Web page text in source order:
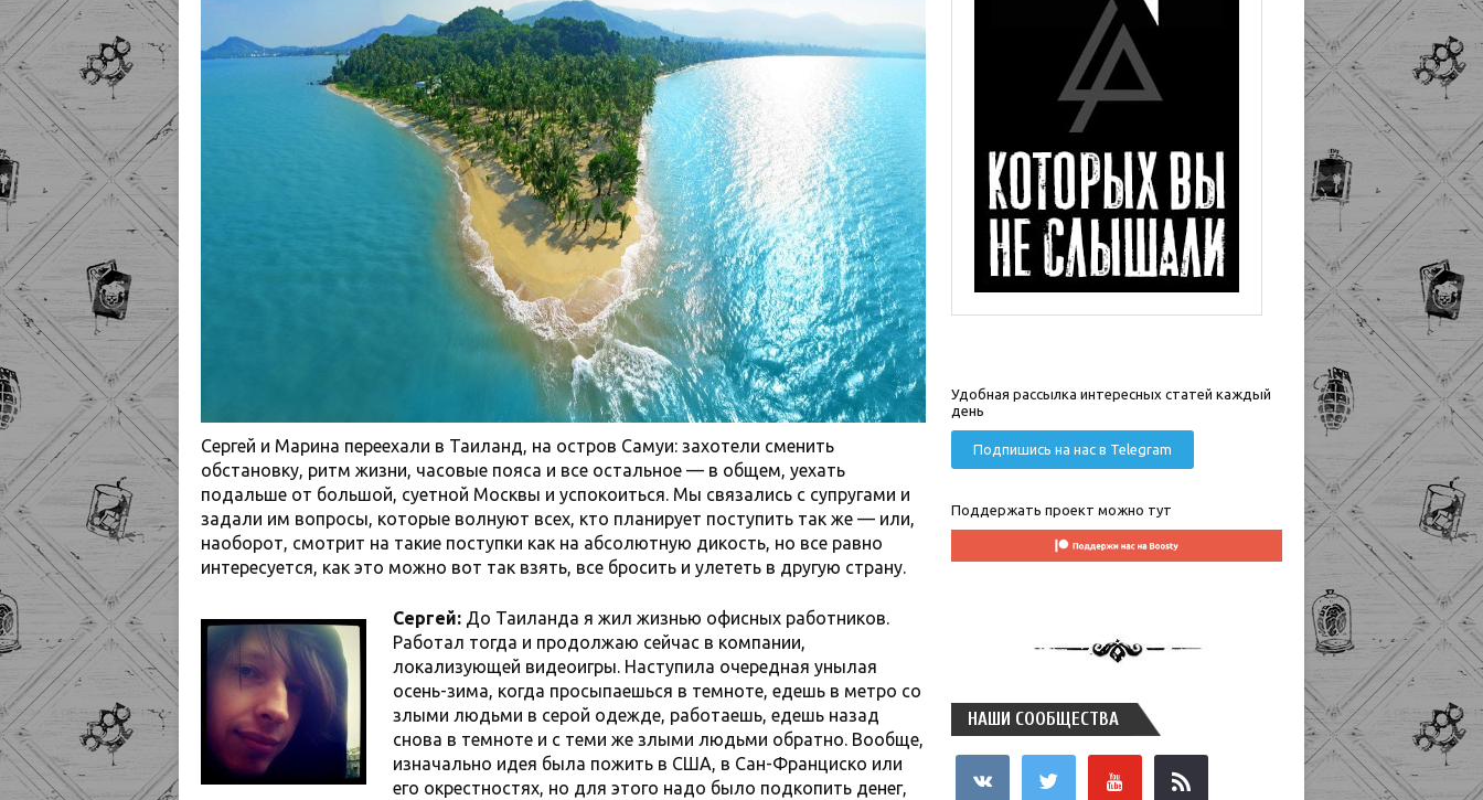
Сергей и Марина переехали в Таиланд, на остров Самуи: захотели сменить
обстановку, ритм жизни, часовые пояса и все остальное — в общем, уехать
подальше от большой, суетной Москвы и успокоиться. Мы связались с супругами и
задали им вопросы, которые волнуют всех, кто планирует поступить так же — или,
наоборот, смотрит на такие поступки как на абсолютную дикость, но все равно
интересуется, как это можно вот так взять, все бросить и улететь в другую страну.
Сергей: До Таиланда я жил жизнью офисных работников.
Работал тогда и продолжаю сейчас в компании,
локализующей видеоигры. Наступила очередная унылая
осень-зима, когда просыпаешься в темноте, едешь в метро со
злыми людьми в серой одежде, работаешь, едешь назад
снова в темноте и с теми же злыми людьми обратно. Вообще,
изначально идея была пожить в США, в Сан-Франциско или
его окрестностях, но для этого надо было подкопить денег,
Удобная рассылка интересных статей каждый
день
Подпишись на нас в Telegram
Поддержать проект можно тут
НАШИ СООБЩЕСТВА